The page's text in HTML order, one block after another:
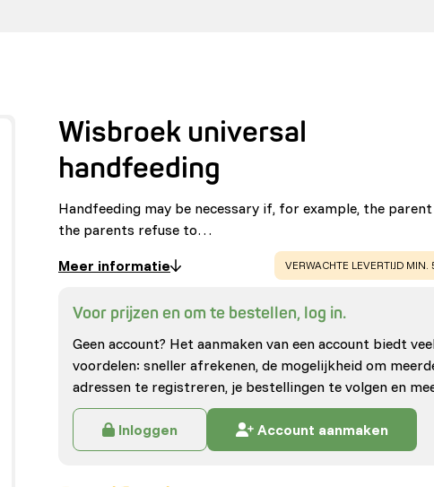
Wisbroek universal
handfeeding
Handfeeding may be necessary if, for example, the
the parents refuse to…
Meer informatie
WARNING:
VERWACHTE LEVERTIJD MIN.
Voor prijzen en om te bestellen, log in.
Geen account? Het aanmaken van een account biedt
voordelen: sneller afrekenen, de mogelijkheid om
adressen te registreren, je bestellingen te volgen en
Inloggen Account aanmaken